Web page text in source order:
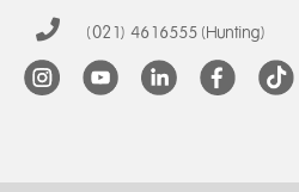
(021) 4616555 (Hunting)